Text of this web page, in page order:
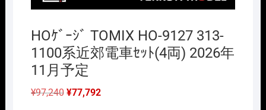
HOｹﾞｰｼﾞ TOMIX HO-9127 313-
1100系近郊電車ｾｯﾄ(4両) 2026年
11月予定
¥97,240 元
¥77,792現